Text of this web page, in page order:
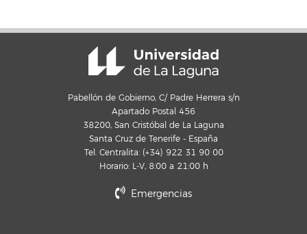
Pabellón de Gobierno, C/ Padre Herrera s/n
Apartado Postal 456
38200, San Cristóbal de La Laguna
Santa Cruz de Tenerife - España
Tel. Centralita: (+34) 922 31 90 00
Horario: L-V, 8:00 a 21:00 h
Emergencias